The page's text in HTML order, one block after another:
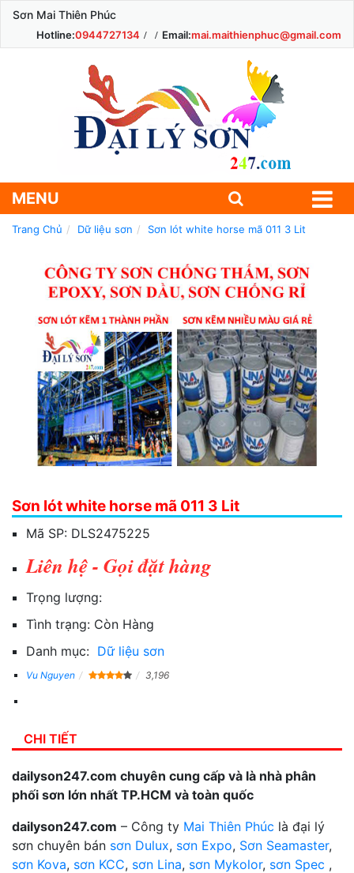
Sơn Mai Thiên Phúc
Hotline:0944727134 Email:mai.maithienphuc@gmail.com
MENU
Trang Chủ Dữ liệu sơn Sơn lót white horse mã 011 3 Lit
Sơn lót white horse mã 011 3 Lit
Mã SP: DLS2475225
Liên hệ - Gọi đặt hàng
Trọng lượng:
Tình trạng: Còn Hàng
Danh mục: Dữ liệu sơn
Vu Nguyen 3,196
CHI TIẾT
dailyson247.com chuyên cung cấp và là nhà phân
phối sơn lớn nhất TP.HCM và toàn quốc
dailyson247.com – Công ty Mai Thiên Phúc là đại lý
sơn chuyên bán sơn Dulux, sơn Expo, Sơn Seamaster,
sơn Kova, sơn KCC, sơn Lina, sơn Mykolor, sơn Spec ,